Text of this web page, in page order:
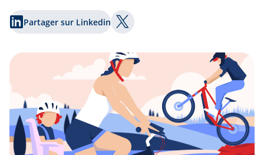
Partager sur Linkedin Partager sur Twitter